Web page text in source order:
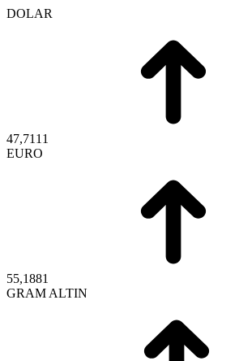
DOLAR
47,7111
EURO
55,1881
GRAM ALTIN